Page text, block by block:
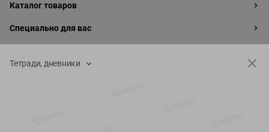
Каталог товаров
Специально для вас
Тетради, дневники